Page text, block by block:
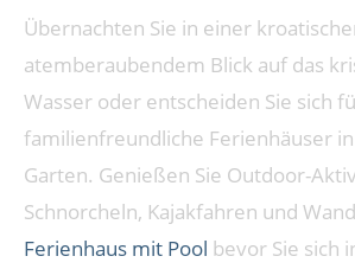
Übernachten Sie in einer
atemberaubendem Blick auf das
Wasser oder entscheiden Sie sich
familienfreundliche Ferienhäuser
Garten. Genießen Sie Outdoor-
Schnorcheln, Kajakfahren und
Ferienhaus mit Pool bevor Sie sich